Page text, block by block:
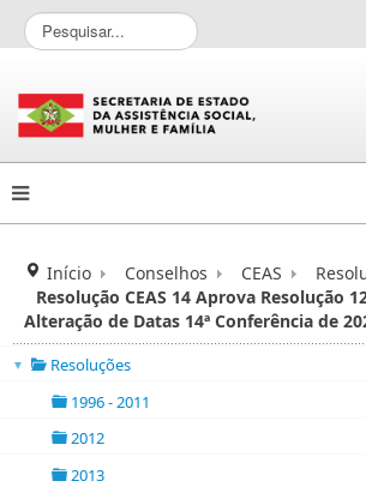
P
e
q
u
i
s
a
Início Conselhos CEAS
Resolução CEAS 14 Aprova Resolução
Alteração de Datas 14ª Conferência de
▼ Resoluções
1996 - 2011
2012
2013